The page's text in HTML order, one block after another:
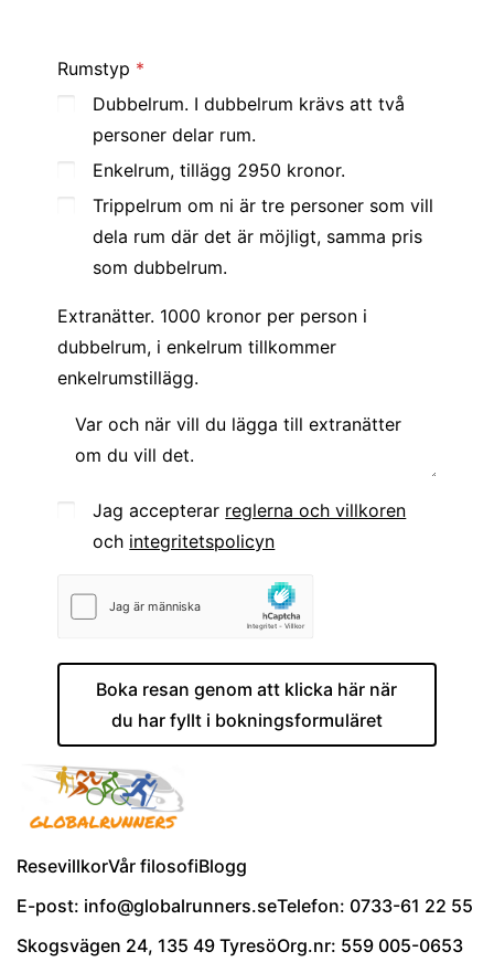
Rumstyp
Dubbelrum. I dubbelrum krävs att två
personer delar rum.
Enkelrum, tillägg 2950 kronor.
Trippelrum om ni är tre personer som vill
dela rum där det är möjligt, samma pris
som dubbelrum.
Extranätter. 1000 kronor per person i
dubbelrum, i enkelrum tillkommer
enkelrumstillägg.
Jag accepterar reglerna och villkoren
och integritetspolicyn
Boka resan genom att klicka här när
du har fyllt i bokningsformuläret
ResevillkorVår filosofiBlogg
E-post: info@globalrunners.seTelefon: 0733-61 22 55
Skogsvägen 24, 135 49 TyresöOrg.nr: 559 005-0653